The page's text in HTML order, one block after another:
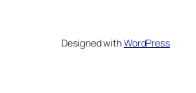
Designed withWordPress